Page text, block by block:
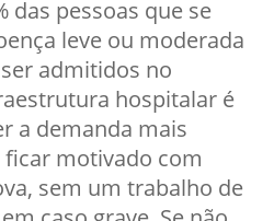
das pessoas que se
leve ou moderada
admitidos no
hospitalar é
a demanda mais
ficar motivado com
sem um trabalho de